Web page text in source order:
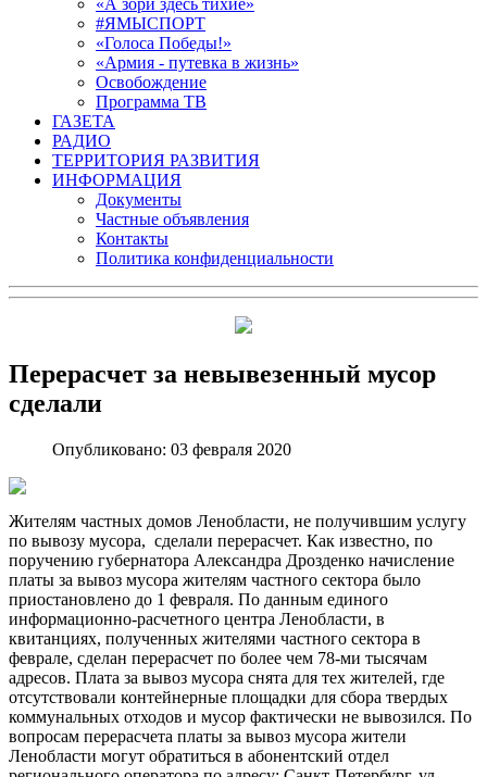
«А зори здесь тихие»
#ЯМЫСПОРТ
«Голоса Победы!»
«Армия - путевка в жизнь»
Освобождение
Программа ТВ
ГАЗЕТА
РАДИО
ТЕРРИТОРИЯ РАЗВИТИЯ
ИНФОРМАЦИЯ
Документы
Частные объявления
Контакты
Политика конфиденциальности
Перерасчет за невывезенный мусор
сделали
Опубликовано: 03 февраля 2020
Жителям частных домов Ленобласти, не получившим услугу
по вывозу мусора, сделали перерасчет. Как известно, по
поручению губернатора Александра Дрозденко начисление
платы за вывоз мусора жителям частного сектора было
приостановлено до 1 февраля. По данным единого
информационно-расчетного центра Ленобласти, в
квитанциях, полученных жителями частного сектора в
феврале, сделан перерасчет по более чем 78-ми тысячам
адресов. Плата за вывоз мусора снята для тех жителей, где
отсутствовали контейнерные площадки для сбора твердых
коммунальных отходов и мусор фактически не вывозился. По
вопросам перерасчета платы за вывоз мусора жители
Ленобласти могут обратиться в абонентский отдел